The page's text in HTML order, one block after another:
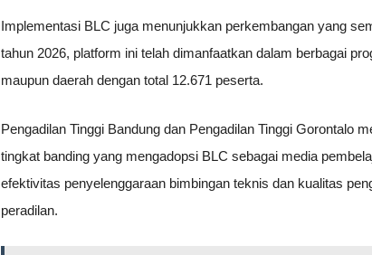
Implementasi BLC juga menunjukkan perkembangan yang
tahun 2026, platform ini telah dimanfaatkan dalam berbagai
maupun daerah dengan total 12.671 peserta.
Pengadilan Tinggi Bandung dan Pengadilan Tinggi Gorontalo
tingkat banding yang mengadopsi BLC sebagai media
efektivitas penyelenggaraan bimbingan teknis dan kualitas
peradilan.